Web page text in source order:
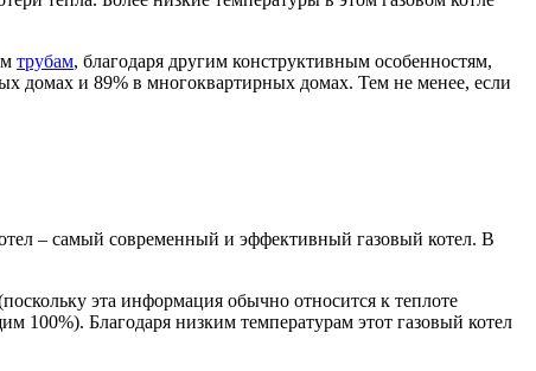
трубам, благодаря другим конструктивным особенностям,
домах и 89% в многоквартирных домах. Тем не менее, если
– самый современный и эффективный газовый котел. В
эта информация обычно относится к теплоте
100%). Благодаря низким температурам этот газовый котел